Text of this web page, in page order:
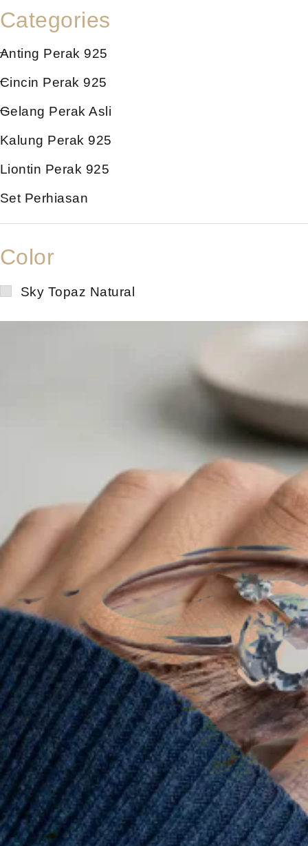
Categories
Anting Perak 925
Cincin Perak 925
Gelang Perak Asli
Kalung Perak 925
Liontin Perak 925
Set Perhiasan
Color
Sky Topaz Natural